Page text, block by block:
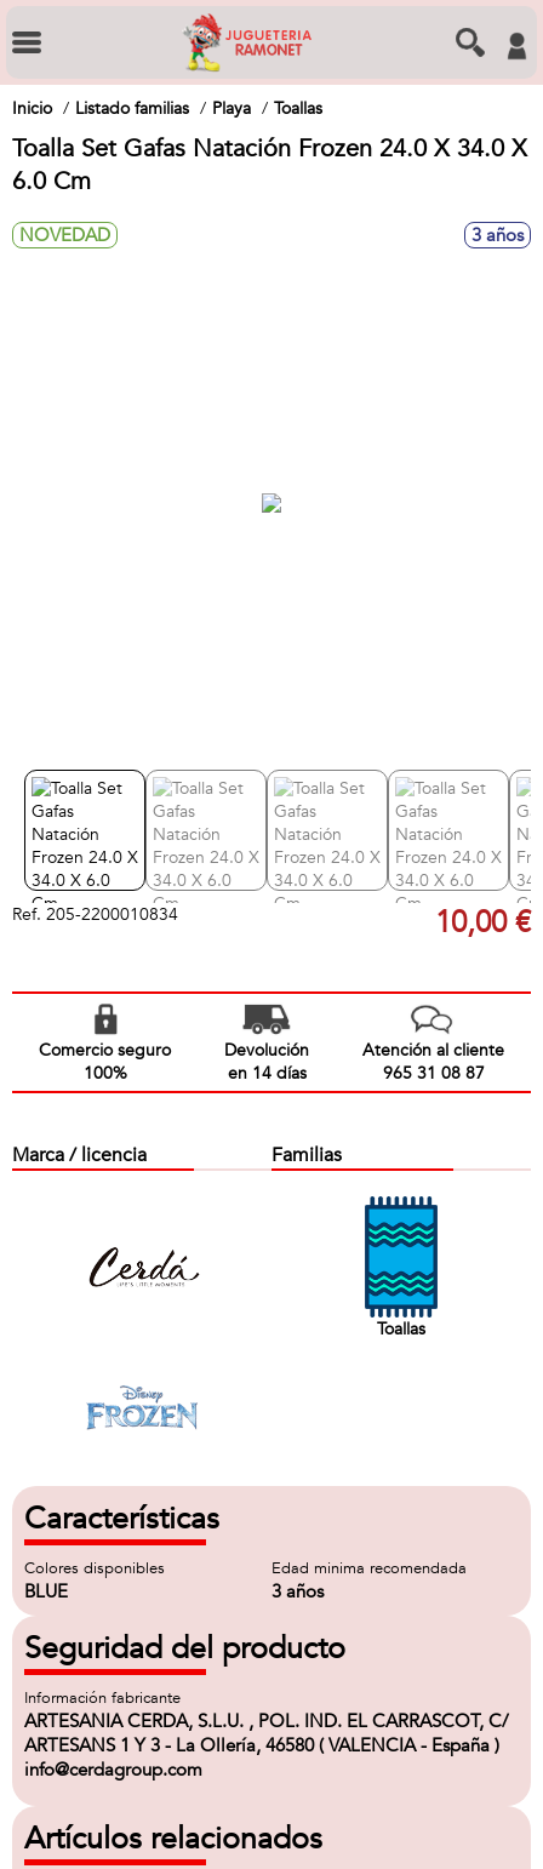
Inicio Listado familias Playa Toallas
Toalla Set Gafas Natación Frozen 24.0 X 34.0 X
6.0 Cm
NOVEDAD 3 años
Ref. 205-2200010834 10,00 €
Comercio seguro
100%
Devolución
en 14 días
Atención al cliente
965 31 08 87
Marca / licencia Familias
Toallas
Características
Colores disponibles
BLUE
Edad minima recomendada
3 años
Seguridad del producto
Información fabricante
ARTESANIA CERDA, S.L.U. , POL. IND. EL CARRASCOT, C/
ARTESANS 1 Y 3 - La Ollería, 46580 ( VALENCIA - España )
info@cerdagroup.com
Artículos relacionados